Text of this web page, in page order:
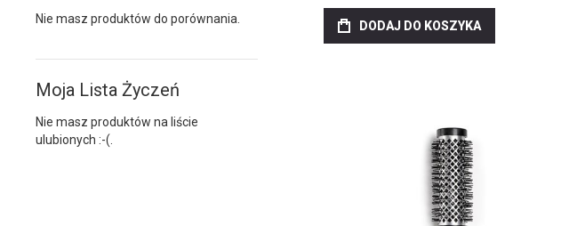
DODAJ DO KOSZYKA
Nie masz produktów do porównania.
Moja Lista Życzeń
Nie masz produktów na liście
ulubionych :-(.